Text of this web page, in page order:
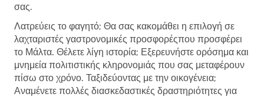
σας.
Λατρεύεις το φαγητό; Θα σας κακομάθει η επιλογή σε
λαχταριστές γαστρονομικές προσφορέςπου προσφέρει
το Μάλτα. Θέλετε λίγη ιστορία; Εξερευνήστε ορόσημα και
μνημεία πολιτιστικής κληρονομιάς που σας μεταφέρουν
πίσω στο χρόνο. Ταξιδεύοντας με την οικογένεια;
Αναμένετε πολλές διασκεδαστικές δραστηριότητες για